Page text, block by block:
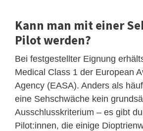
Kann man mit einer
Pilot werden?
Bei festgestellter Eignung
Medical Class 1 der European
Agency (EASA). Anders als
eine Sehschwäche kein
Ausschlusskriterium – es gibt
Pilot:innen, die einige